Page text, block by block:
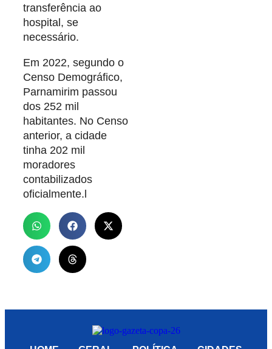
transferência ao
hospital, se
necessário.
Em 2022, segundo o
Censo Demográfico,
Parnamirim passou
dos 252 mil
habitantes. No Censo
anterior, a cidade
tinha 202 mil
moradores
contabilizados
oficialmente.l